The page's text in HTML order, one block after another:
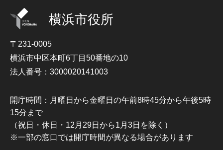
横浜市役所
〒231-0005
横浜市中区本町6丁目50番地の10
法人番号：3000020141003
開庁時間：月曜日から金曜日の午前8時45分から午後5時
15分まで
（祝日・休日・12月29日から1月3日を除く）
※一部の窓口では開庁時間が異なる場合があります